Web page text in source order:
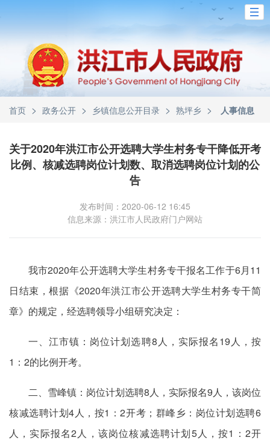
首页 > 政务公开 > 乡镇信息公开目录 > 熟坪乡 > 人事信息
关于2020年洪江市公开选聘大学生村务专干降低开考
比例、核减选聘岗位计划数、取消选聘岗位计划的公
告
发布时间：2020-06-12 16:45
信息来源：洪江市人民政府门户网站
我市2020年公开选聘大学生村务专干报名工作于6月11
日结束，根据《2020年洪江市公开选聘大学生村务专干简
章》的规定，经选聘领导小组研究决定：
一、江市镇：岗位计划选聘8人，实际报名19人，按
1：2的比例开考。
二、雪峰镇：岗位计划选聘8人，实际报名9人，该岗位
核减选聘计划4人，按1：2开考；群峰乡：岗位计划选聘6
人，实际报名2人，该岗位核减选聘计划5人，按1：2开